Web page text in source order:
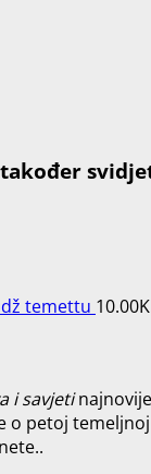
također
temettu 10.00
i savjeti
petoj